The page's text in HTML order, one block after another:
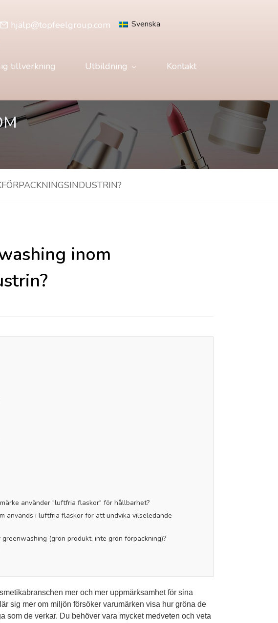
hjälp@topfeelgroup.com Svenska
tillverkning Utbildning Kontakt
inom
använder "luftfria flaskor" för hållbarhet?
används i luftfria flaskor för att undvika vilseledande
(grön produkt, inte grön förpackning)?
mer och mer uppmärksamhet för sina
sig mer om miljön försöker varumärken visa hur gröna de
som de verkar. Du behöver vara mycket medveten och veta